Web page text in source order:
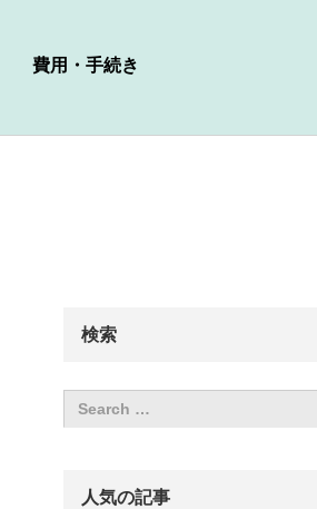
費用・手続き
検索
人気の記事